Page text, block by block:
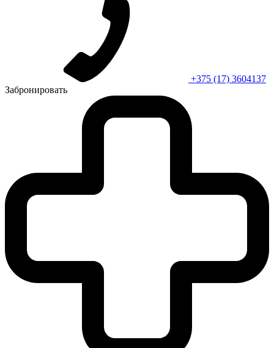
+375 (17) 3604137
Забронировать